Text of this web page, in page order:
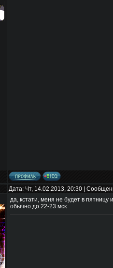
Дата: Чт, 14.02.2013, 20:30 |
да, кстати, меня не будет в пятницу
обычно до 22-23 мск